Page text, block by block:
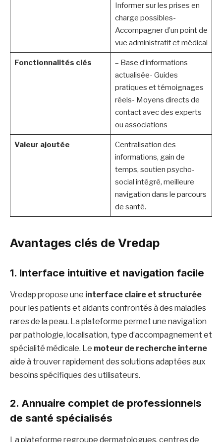
Informer sur les prises en
charge possibles-
Accompagner d’un point de
vue administratif et médical
Fonctionnalités clés
– Base d’informations
actualisée- Guides
pratiques et témoignages
réels- Moyens directs de
contact avec des experts
ou associations
Valeur ajoutée
Centralisation des
informations, gain de
temps, soutien psycho-
social intégré, meilleure
navigation dans le parcours
de santé.
Avantages clés de Vredap
1. Interface intuitive et navigation facile
Vredap propose une interface claire et structurée
pour les patients et aidants confrontés à des maladies
rares de la peau. La plateforme permet une navigation
par pathologie, localisation, type d’accompagnement et
spécialité médicale. Le moteur de recherche interne
aide à trouver rapidement des solutions adaptées aux
besoins spécifiques des utilisateurs.
2. Annuaire complet de professionnels
de santé spécialisés
La plateforme regroupe dermatologues, centres de